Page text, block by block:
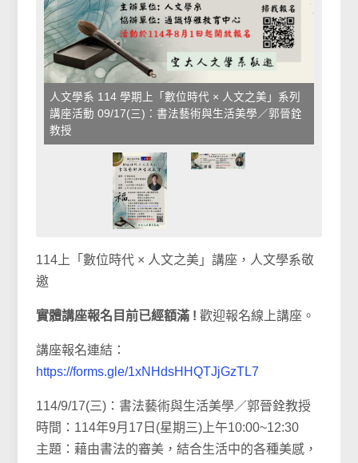
人文學系 114 學期上「數位時代 × 人文之美」系列
講座活動 09/17(三)：書法藝術與生活美學／郭晉銓
教授
114上「數位時代 × 人文之美」講座，人文學系敬
邀
實體講座報名目前已經額滿 !歡迎報名線上講座。
講座報名連結：
https://forms.gle/1xNHdsHHQTJjGzTL7
114/9/17(三)：書法藝術與生活美學／郭晉銓教授
時間：114年9月17日(星期三)上午10:00~12:30
主題：藉由書法的審美，結合生活中的各種美感，